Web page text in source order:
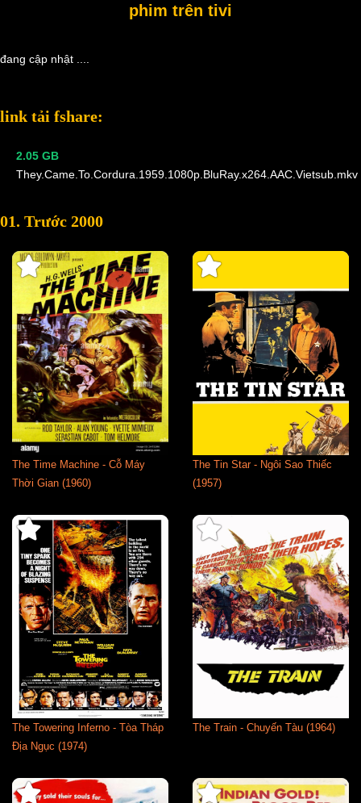
phim trên tivi
đang cập nhật ....
link tải fshare:
2.05 GB
They.Came.To.Cordura.1959.1080p.BluRay.x264.AAC.Vietsub.mkv
01. Trước 2000
The Time Machine - Cỗ Máy
Thời Gian (1960)
The Tin Star - Ngôi Sao Thiếc
(1957)
The Towering Inferno - Tòa Tháp
Địa Ngục (1974)
The Train - Chuyến Tàu (1964)